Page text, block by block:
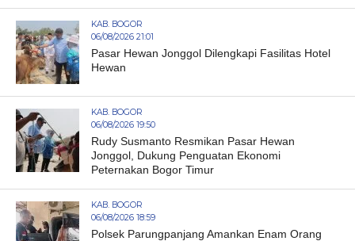
KAB. BOGOR
06/08/2026 21:01
Pasar Hewan Jonggol Dilengkapi Fasilitas Hotel
Hewan
KAB. BOGOR
06/08/2026 19:50
Rudy Susmanto Resmikan Pasar Hewan
Jonggol, Dukung Penguatan Ekonomi
Peternakan Bogor Timur
KAB. BOGOR
06/08/2026 18:59
Polsek Parungpanjang Amankan Enam Orang